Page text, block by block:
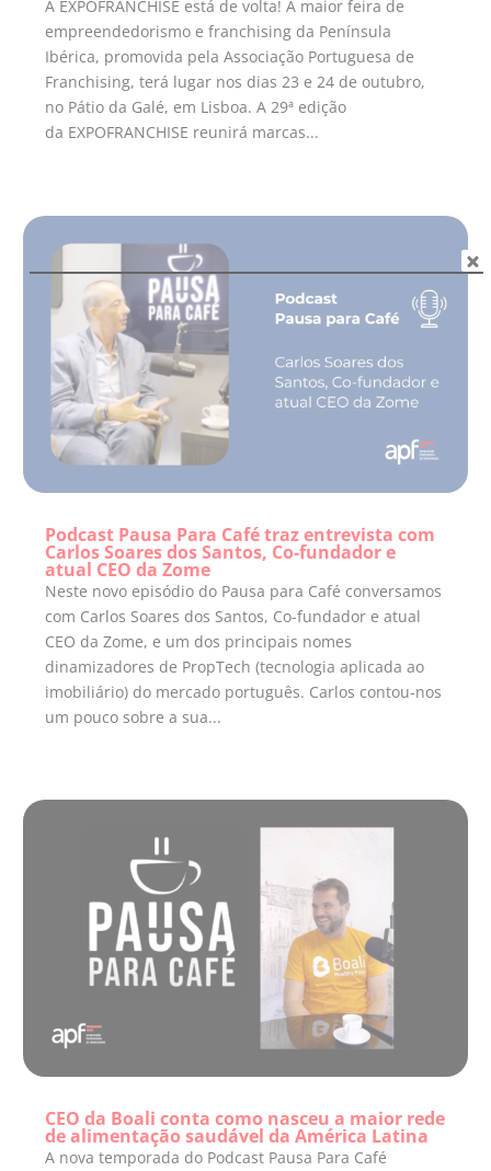
A EXPOFRANCHISE está de volta! A maior feira de
empreendedorismo e franchising da Península
Ibérica, promovida pela Associação Portuguesa de
Franchising, terá lugar nos dias 23 e 24 de outubro,
no Pátio da Galé, em Lisboa. A 29ª edição
da EXPOFRANCHISE reunirá marcas...
Podcast Pausa Para Café traz entrevista com
Carlos Soares dos Santos, Co-fundador e
atual CEO da Zome
Neste novo episódio do Pausa para Café conversamos
com Carlos Soares dos Santos, Co-fundador e atual
CEO da Zome, e um dos principais nomes
dinamizadores de PropTech (tecnologia aplicada ao
imobiliário) do mercado português. Carlos contou-nos
um pouco sobre a sua...
CEO da Boali conta como nasceu a maior rede
de alimentação saudável da América Latina
A nova temporada do Podcast Pausa Para Café